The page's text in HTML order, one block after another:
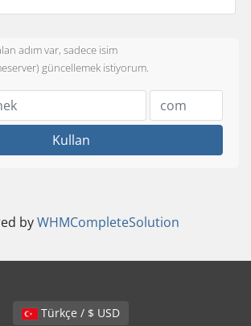
adım var, sadece isim
güncellemek istiyorum.
Kullan
byWHMCompleteSolution
Türkçe / $ USD